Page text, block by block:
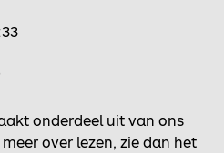
onderdeel uit van ons
over lezen, zie dan het